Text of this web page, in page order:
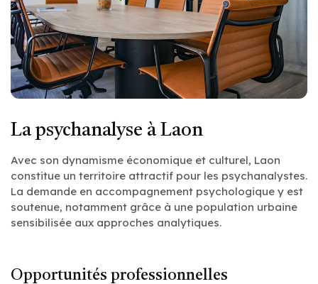
La psychanalyse à Laon
Avec son dynamisme économique et culturel, Laon
constitue un territoire attractif pour les psychanalystes.
La demande en accompagnement psychologique y est
soutenue, notamment grâce à une population urbaine
sensibilisée aux approches analytiques.
Opportunités professionnelles